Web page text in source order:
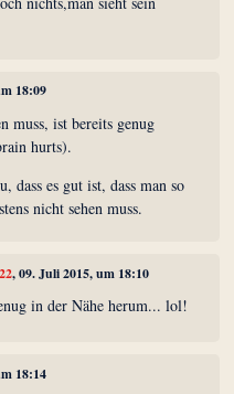
18:09
muss, ist bereits genug
hurts).
dass es gut ist, dass man so
nicht sehen muss.
, 09. Juli 2015, um 18:10
in der Nähe herum... lol!
18:14